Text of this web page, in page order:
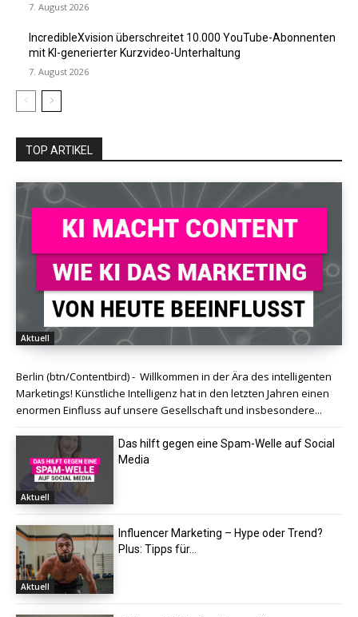
7. August 2026
IncredibleXvision überschreitet 10.000 YouTube-Abonnenten
mit KI-generierter Kurzvideo-Unterhaltung
7. August 2026
TOP ARTIKEL
Aktuell
Berlin (btn/Contentbird) - Willkommen in der Ära des intelligenten
Marketings! Künstliche Intelligenz hat in den letzten Jahren einen
enormen Einfluss auf unsere Gesellschaft und insbesondere...
Aktuell
Das hilft gegen eine Spam-Welle auf Social
Media
Aktuell
Influencer Marketing – Hype oder Trend?
Plus: Tipps für...